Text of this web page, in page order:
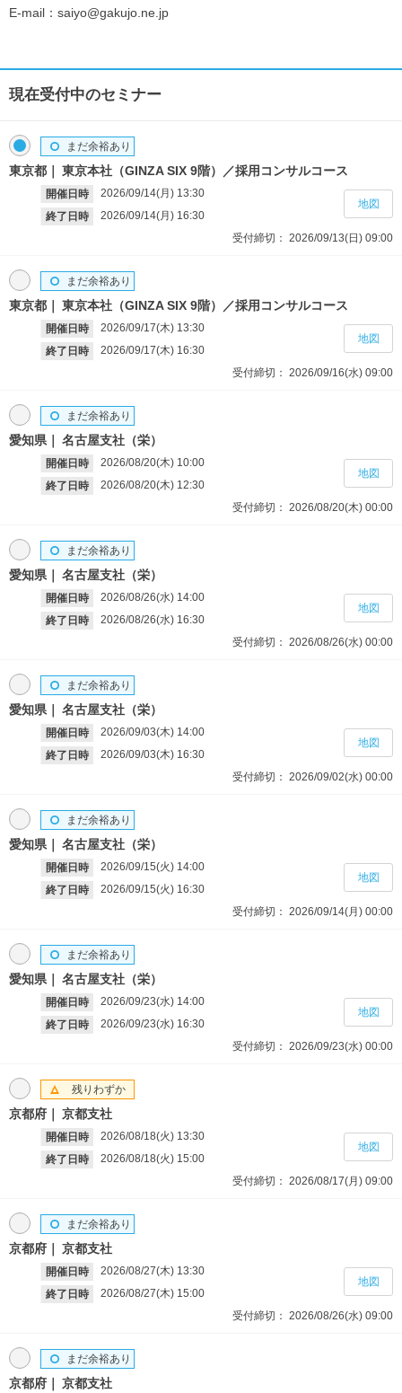
E-mail：saiyo@gakujo.ne.jp
現在受付中のセミナー
東京都 東京本社（GINZA SIX 9階）／採用コンサルコース
開催日時 2026/09/14(月) 13:30
終了日時
2026/09/14(月) 16:30
まだ余裕あり
受付締切： 2026/09/13(日) 09:00
地図
東京都 東京本社（GINZA SIX 9階）／採用コンサルコース
開催日時 2026/09/17(木) 13:30
終了日時
2026/09/17(木) 16:30
まだ余裕あり
受付締切： 2026/09/16(水) 09:00
地図
愛知県 名古屋支社（栄）
開催日時 2026/08/20(木) 10:00
終了日時
2026/08/20(木) 12:30
まだ余裕あり
受付締切： 2026/08/20(木) 00:00
地図
愛知県 名古屋支社（栄）
開催日時 2026/08/26(水) 14:00
終了日時
2026/08/26(水) 16:30
まだ余裕あり
受付締切： 2026/08/26(水) 00:00
地図
愛知県 名古屋支社（栄）
開催日時 2026/09/03(木) 14:00
終了日時
2026/09/03(木) 16:30
まだ余裕あり
受付締切： 2026/09/02(水) 00:00
地図
愛知県 名古屋支社（栄）
開催日時 2026/09/15(火) 14:00
終了日時
2026/09/15(火) 16:30
まだ余裕あり
受付締切： 2026/09/14(月) 00:00
地図
愛知県 名古屋支社（栄）
開催日時 2026/09/23(水) 14:00
終了日時
2026/09/23(水) 16:30
まだ余裕あり
受付締切： 2026/09/23(水) 00:00
地図
京都府 京都支社
開催日時 2026/08/18(火) 13:30
終了日時
2026/08/18(火) 15:00
残りわずか
受付締切： 2026/08/17(月) 09:00
地図
京都府 京都支社
開催日時 2026/08/27(木) 13:30
終了日時
2026/08/27(木) 15:00
まだ余裕あり
受付締切： 2026/08/26(水) 09:00
地図
京都府 京都支社
まだ余裕あり